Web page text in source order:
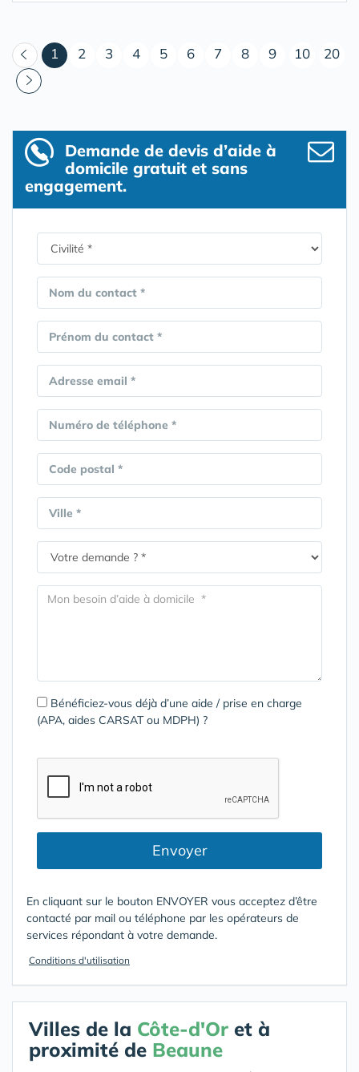
1 (courant)
2 3 4 5 6 7 8 9 10 20
Demande de devis d’aide à
domicile gratuit et sans
engagement.
Nom du contact *
Prénom du contact *
Adresse email *
Numéro de téléphone *
Code postal *
Ville *
Bénéficiez-vous déjà d’une aide / prise en charge
(APA, aides CARSAT ou MDPH) ?
Envoyer
En cliquant sur le bouton ENVOYER vous acceptez d’être
contacté par mail ou téléphone par les opérateurs de
services répondant à votre demande.
Conditions d'utilisation
Villes de la Côte-d'Or et à
proximité de Beaune